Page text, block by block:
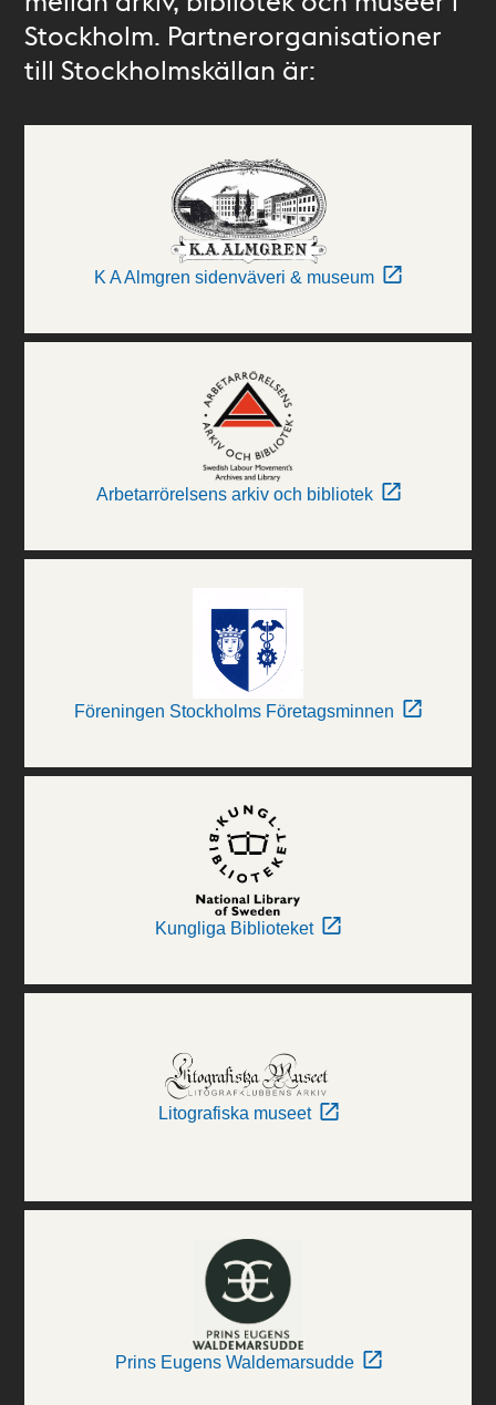
Stockholm. Partnerorganisationer
till Stockholmskällan är:
K A Almgren sidenväveri & museum
Arbetarrörelsens arkiv och bibliotek
Föreningen Stockholms Företagsminnen
Kungliga Biblioteket
Litografiska museet
Prins Eugens Waldemarsudde